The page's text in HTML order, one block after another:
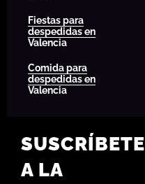
Fiestas para
despedidas en
Valencia
Comida para
despedidas en
Valencia
SUSCRÍBETE
A LA